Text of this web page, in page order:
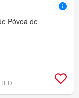
Póvoa de